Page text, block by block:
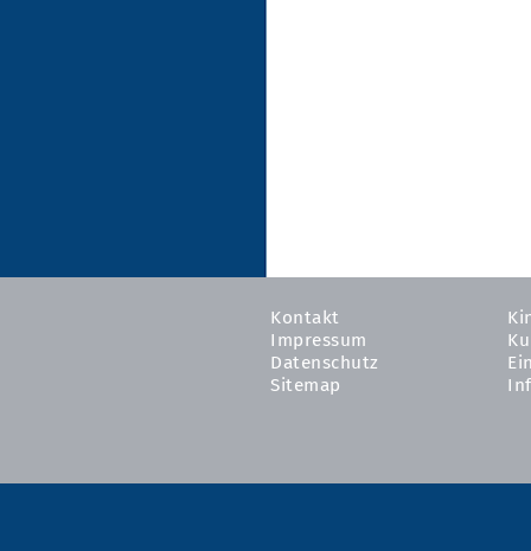
Kontakt
Impressum
Datenschutz
Sitemap